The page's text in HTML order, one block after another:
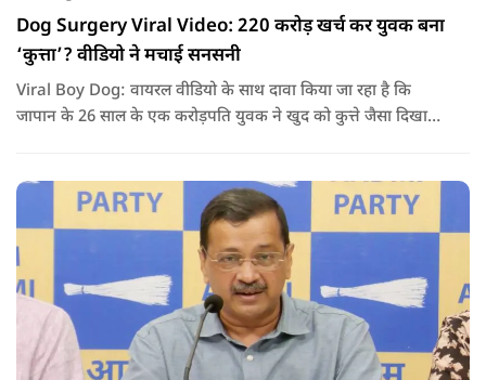
Dog Surgery Viral Video: 220 करोड़ खर्च कर युवक बना
‘कुत्ता’? वीडियो ने मचाई सनसनी
Viral Boy Dog: वायरल वीडियो के साथ दावा किया जा रहा है कि
जापान के 26 साल के एक करोड़पति युवक ने खुद को कुत्ते जैसा दिखाने
करवाईं और अब वह कुत्ते की तरह दिखने, चलने और रहने की कोशिश
करता है.